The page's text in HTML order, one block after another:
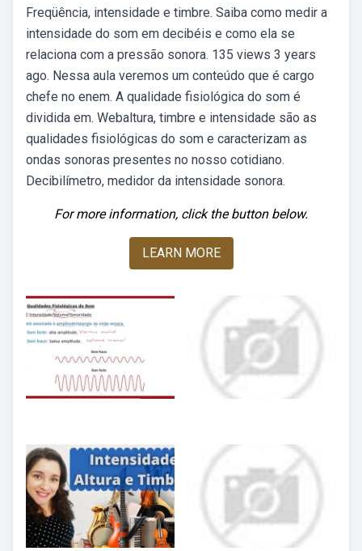
Freqüência, intensidade e timbre. Saiba como medir a
intensidade do som em decibéis e como ela se
relaciona com a pressão sonora. 135 views 3 years
ago. Nessa aula veremos um conteúdo que é cargo
chefe no enem. A qualidade fisiológica do som é
dividida em. Webaltura, timbre e intensidade são as
qualidades fisiológicas do som e caracterizam as
ondas sonoras presentes no nosso cotidiano.
Decibilímetro, medidor da intensidade sonora.
For more information, click the button below.
LEARN MORE